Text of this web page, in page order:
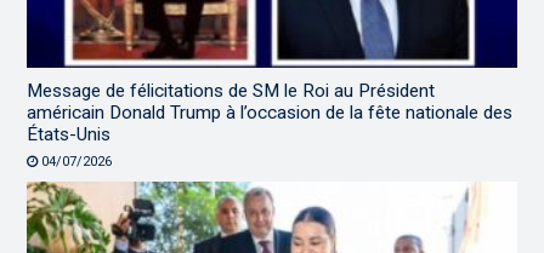
Message de félicitations de SM le Roi au Président
américain Donald Trump à l’occasion de la fête nationale des
États-Unis
04/07/2026